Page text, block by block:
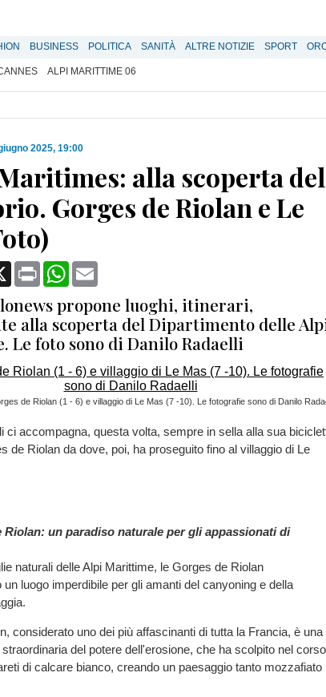
BUSINESS POLITICA SANITÀ ALTRE NOTIZIE SPORT
ALPI MARITTIME 06
2025, 19:00
alla scoperta del
Gorges de Riolan e Le
X Print WhatsApp
propone luoghi, itinerari,
alla scoperta del Dipartimento delle
Le foto sono di Danilo Radaelli
de Riolan (1 - 6) e villaggio di Le Mas (7 -10). Le fotografie sono di Danilo
ci accompagna, questa volta, sempre in sella alla sua
de Riolan da dove, poi, ha proseguito fino al villaggio di Le
Riolan: un paradiso naturale per gli appassionati di
naturali delle Alpi Marittime, le Gorges de Riolan
un luogo imperdibile per gli amanti del canyoning e della
considerato uno dei più affascinanti di tutta la Francia, è una
del potere dell'erosione, che ha scolpito nel corso
di calcare bianco, creando un paesaggio tanto mozzafiato